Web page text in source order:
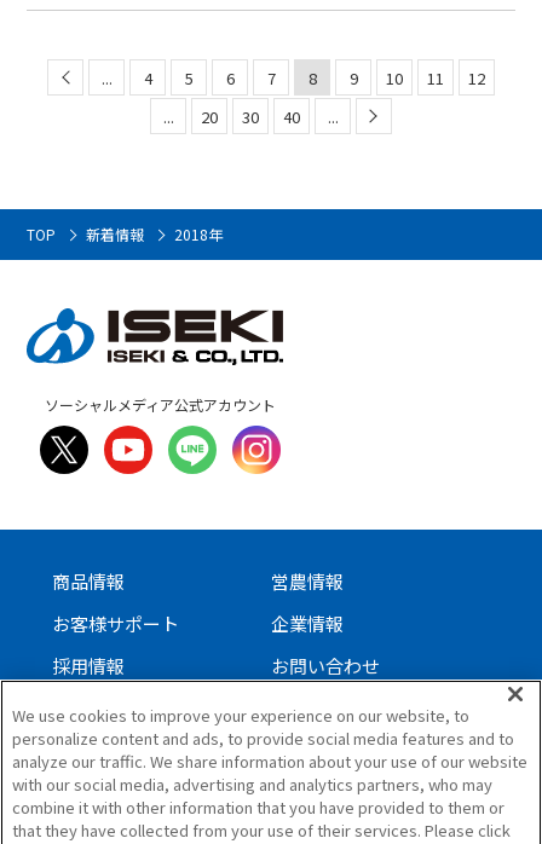
... 4 5 6 7 8 9 10 11
12
...
20 30 40 ...
TOP 新着情報 2018年
ソーシャルメディア公式アカウント
商品情報
営農情報
お客様サポート
企業情報
採用情報
お問い合わせ
サイトについて
個人情報保護方針
ソーシャルメディアガイドライン
We use cookies to improve your experience on our website, to
personalize content and ads, to provide social media features and to
analyze our traffic. We share information about your use of our website
with our social media, advertising and analytics partners, who may
combine it with other information that you have provided to them or
that they have collected from your use of their services. Please click